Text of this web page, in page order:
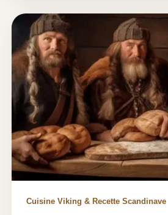
Cuisine Viking & Recette Scandinave